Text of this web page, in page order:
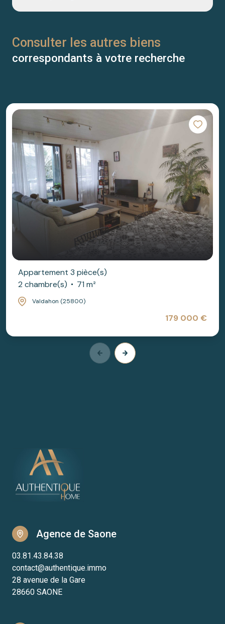
Consulter les autres biens
correspondants à votre recherche
Appartement 3 pièce(s)
2 chambre(s)
71 m²
Valdahon (25800)
179 000 €
Agence de Saone
03.81.43.84.38
contact@authentique.immo
28 avenue de la Gare
28660 SAONE